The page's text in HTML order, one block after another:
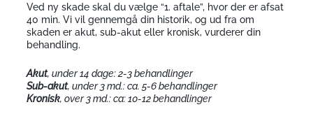
Ved ny skade skal du vælge “1. aftale”, hvor der er afsat
40 min. Vi vil gennemgå din historik, og ud fra om
skaden er akut, sub-akut eller kronisk, vurderer din
behandling.
Akut, under 14 dage: 2-3 behandlinger
Sub-akut, under 3 md.: ca. 5-6 behandlinger
Kronisk, over 3 md.: ca: 10-12 behandlinger